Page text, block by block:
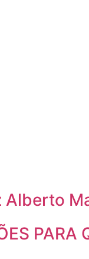
Alberto
PARA